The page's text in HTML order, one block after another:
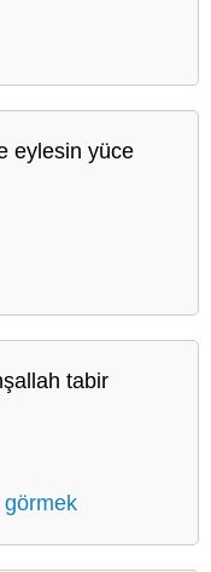
eylesin yüce
tabir